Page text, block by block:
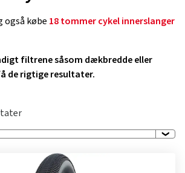
også købe 18 tommer cykel innerslanger
filtrene såsom dækbredde eller
de rigtige resultater.